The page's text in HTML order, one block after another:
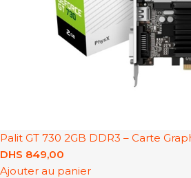
Palit GT 730 2GB DDR3 – Carte
DHS 849,00
Ajouter au panier